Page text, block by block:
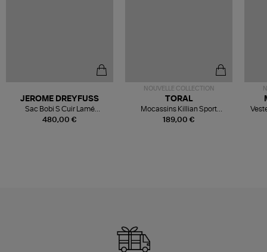
480,00 €
JEROME DREYFUSS
Sac Bobi S Cuir Lamé
Champagne
NOUVELLE COLLECTION
189,00 €
TORAL
Mocassins Killian Sport
Mousse